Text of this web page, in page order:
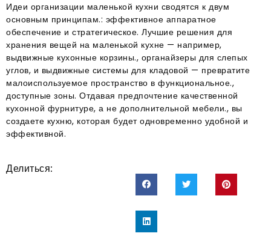
Идеи организации маленькой кухни сводятся к двум
основным принципам.: эффективное аппаратное
обеспечение и стратегическое. Лучшие решения для
хранения вещей на маленькой кухне — например,
выдвижные кухонные корзины., органайзеры для слепых
углов, и выдвижные системы для кладовой — превратите
малоиспользуемое пространство в функциональное.,
доступные зоны. Отдавая предпочтение качественной
кухонной фурнитуре, а не дополнительной мебели., вы
создаете кухню, которая будет одновременно удобной и
эффективной.
Делиться: